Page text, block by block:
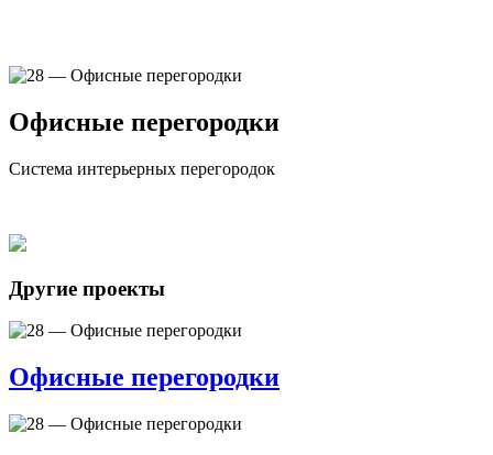
Офисные перегородки
Система интерьерных перегородок
Другие проекты
Офисные перегородки